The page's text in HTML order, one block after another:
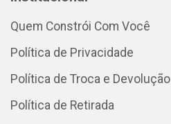
Quem Constrói Com Você
Política de Privacidade
Política de Troca e Devolução
Política de Retirada